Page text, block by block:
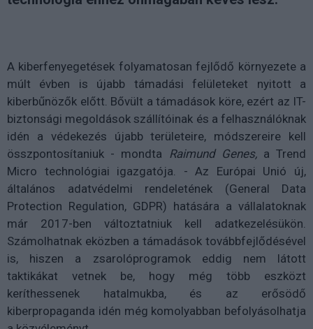
A kiberfenyegetések folyamatosan fejlődő környezete a
múlt évben is újabb támadási felületeket nyitott a
kiberbűnözők előtt. Bővült a támadások köre, ezért az IT-
biztonsági megoldások szállítóinak és a felhasználóknak
idén a védekezés újabb területeire, módszereire kell
összpontosítaniuk - mondta Raimund Genes,a Trend
Micro technológiai igazgatója. - Az Európai Unió új,
általános adatvédelmi rendeletének (General Data
Protection Regulation, GDPR) hatására a vállalatoknak
már 2017-ben változtatniuk kell adatkezelésükön.
Számolhatnak eközben a támadások továbbfejlődésével
is, hiszen a zsarolóprogramok eddig nem látott
taktikákat vetnek be, hogy még több eszközt
keríthessenek hatalmukba, és az erősödő
kiberpropaganda idén még komolyabban befolyásolhatja